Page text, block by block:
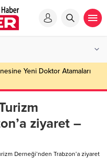
Yeni Doktor Atamaları
ziyaret –
Derneği’nden Trabzon’a ziyaret